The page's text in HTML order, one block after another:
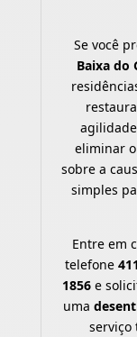
Se você
Baixa do
eliminar
sobre a
simples
Entre em
telefone
1856e
uma
serviço